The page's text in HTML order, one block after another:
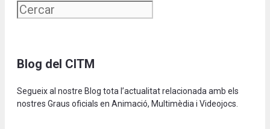
Blog del CITM
Segueix al nostre Blog tota l’actualitat relacionada amb els
nostres Graus oficials en Animació, Multimèdia i Videojocs.